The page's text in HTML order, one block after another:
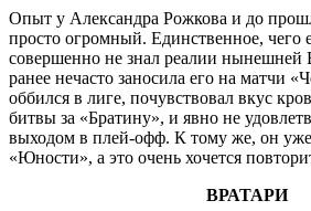
Опыт у Александра Рожкова и до
просто огромный. Единственное, чего
совершенно не знал реалии нынешней
ранее нечасто заносила его на матчи
оббился в лиге, почувствовал вкус
битвы за «Братину», и явно не
выходом в плей-офф. К тому же, он
«Юности», а это очень хочется
ВРАТАРИ